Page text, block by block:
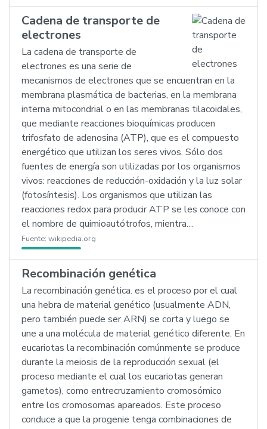
Cadena de transporte de
electrones
La cadena de transporte de
electrones es una serie de
mecanismos de electrones que se encuentran en la
membrana plasmática de bacterias, en la membrana
interna mitocondrial o en las membranas tilacoidales,
que mediante reacciones bioquímicas producen
trifosfato de adenosina (ATP), que es el compuesto
energético que utilizan los seres vivos. Sólo dos
fuentes de energía son utilizadas por los organismos
vivos: reacciones de reducción-oxidación y la luz solar
(fotosíntesis). Los organismos que utilizan las
reacciones redox para producir ATP se les conoce con
el nombre de quimioautótrofos, mientra…
Fuente: wikipedia.org
Recombinación genética
La recombinación genética. es el proceso por el cual
una hebra de material genético (usualmente ADN,
pero también puede ser ARN) se corta y luego se
une a una molécula de material genético diferente. En
eucariotas la recombinación comúnmente se produce
durante la meiosis de la reproducción sexual (el
proceso mediante el cual los eucariotas generan
gametos), como entrecruzamiento cromosómico
entre los cromosomas apareados. Este proceso
conduce a que la progenie tenga combinaciones de